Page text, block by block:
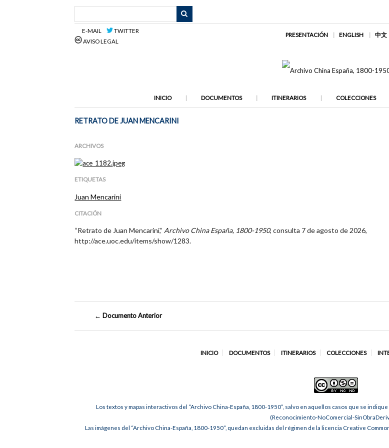
E-MAIL
TWITTER
AVISO LEGAL
PRESENTACIÓN ENGLISH 中文
INICIO DOCUMENTOS ITINERARIOS COLECCIONES
RETRATO DE JUAN MENCARINI
ARCHIVOS
ETIQUETAS
Juan Mencarini
CITACIÓN
“Retrato de Juan Mencarini,”Archivo China España, 1800-1950, consulta 7 de agosto de 2026,
http://ace.uoc.edu/items/show/1283.
← Documento Anterior
INICIO DOCUMENTOS ITINERARIOS COLECCIONES
Los textos y mapas interactivos del “Archivo China-España, 1800-1950”, salvo en aquellos casos que se
(Reconocimiento-NoComercial-
Las imágenes del “Archivo China-España, 1800-1950”, quedan excluidas del régimen de la licencia Creative